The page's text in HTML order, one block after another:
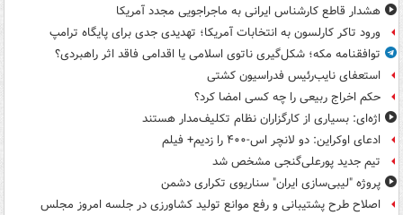
هشدار قاطع کارشناس ایرانی به ماجراجویی مجدد آمریکا
ورود تاکر کارلسون به انتخابات آمریکا؛ تهدیدی جدی برای پایگاه ترامپ
توافقنامه مکه؛ شکل‌گیری ناتوی اسلامی یا اقدامی فاقد اثر راهبردی؟
استعفای نایب‌رئیس فدراسیون کشتی
حکم اخراج ربیعی را چه کسی امضا کرد؟
اژه‌ای: بسیاری از کارگزاران نظام تکلیف‌مدار هستند
ادعای اوکراین: دو لانچر اس-۴۰۰ را زدیم+ فیلم
تیم جدید پورعلی‌گنجی مشخص شد
پروژه "لیبی‌سازی ایران" سناریوی تکراری دشمن
اصلاح طرح پشتیبانی و رفع موانع تولید کشاورزی در جلسه امروز مجلس